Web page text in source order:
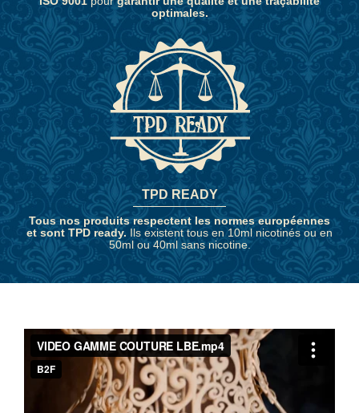
optimales.
TPD READY
Tous nos produits respectent les normes européennes
et sont TPD ready. Ils existent tous en 10ml nicotinés ou en
50ml ou 40ml sans nicotine.